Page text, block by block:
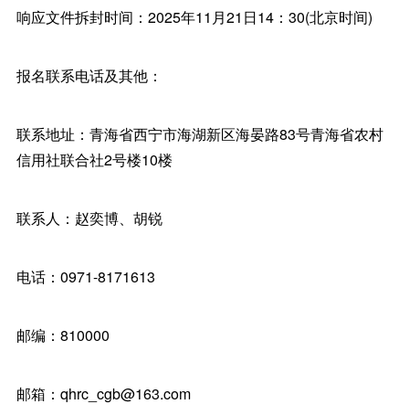
响应文件拆封时间：2025年11月21日14：30(北京时间)
报名联系电话及其他：
联系地址：青海省西宁市海湖新区海晏路83号青海省农村
信用社联合社2号楼10楼
联系人：赵奕博、胡锐
电话：0971-8171613
邮编：810000
邮箱：qhrc_cgb@163.com